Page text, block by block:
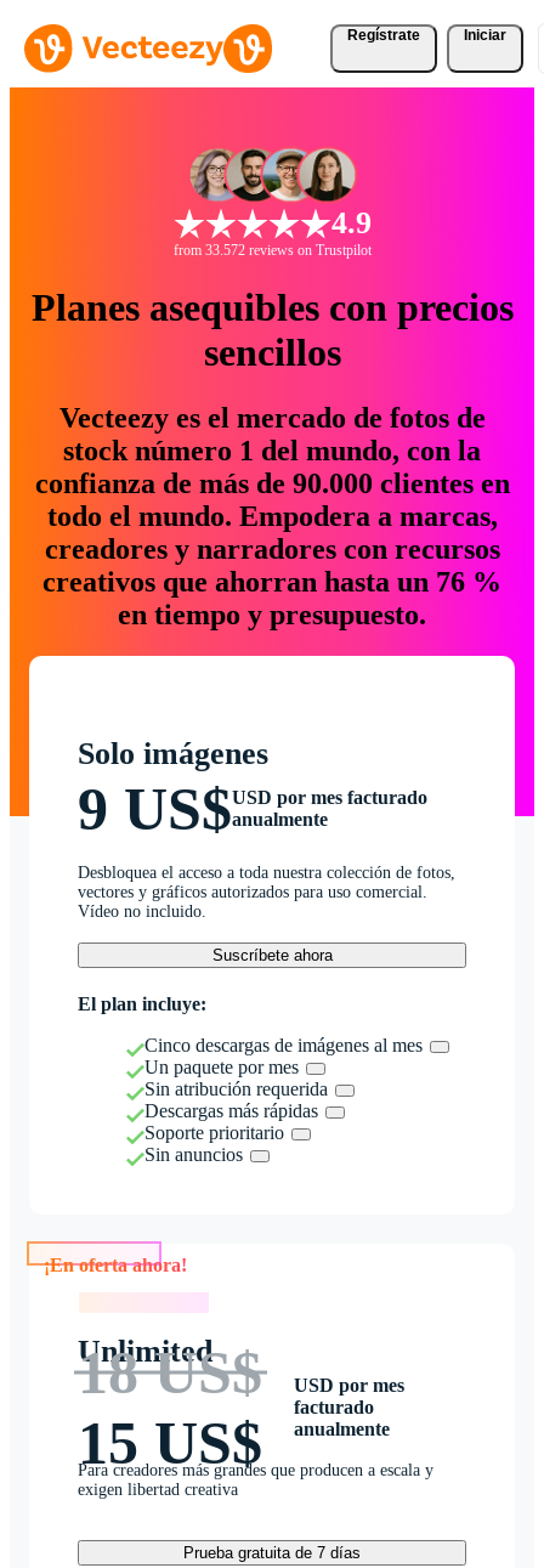
Regístrate Iniciar
4.9
from 33.572 reviews on Trustpilot
Planes asequibles con precios
sencillos
Vecteezy es el mercado de fotos de
stock número 1 del mundo, con la
confianza de más de 90.000 clientes en
todo el mundo. Empodera a marcas,
creadores y narradores con recursos
creativos que ahorran hasta un 76 %
en tiempo y presupuesto.
Solo imágenes
9 US$USD por mes facturado
anualmente
Desbloquea el acceso a toda nuestra colección de fotos,
vectores y gráficos autorizados para uso comercial.
Vídeo no incluido.
Suscríbete ahora
El plan incluye:
Cinco descargas de imágenes al mes
Un paquete por mes
Sin atribución requerida
Descargas más rápidas
Soporte prioritario
Sin anuncios
Unlimited
18 US$
15 US$
USD por mes
facturado
anualmente
Para creadores más grandes que producen a escala y
exigen libertad creativa
Prueba gratuita de 7 días